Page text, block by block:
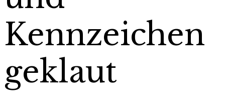
Kennzeichen
geklaut